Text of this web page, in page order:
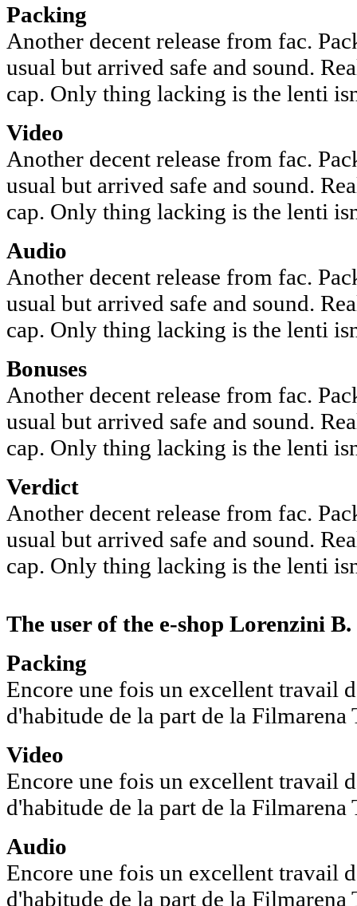
Packing
Another decent release from fac.
usual but arrived safe and sound.
cap. Only thing lacking is the lenti
Video
Another decent release from fac.
usual but arrived safe and sound.
cap. Only thing lacking is the lenti
Audio
Another decent release from fac.
usual but arrived safe and sound.
cap. Only thing lacking is the lenti
Bonuses
Another decent release from fac.
usual but arrived safe and sound.
cap. Only thing lacking is the lenti
Verdict
Another decent release from fac.
usual but arrived safe and sound.
cap. Only thing lacking is the lenti
The user of the e-shop Lorenzini B.
Packing
Encore une fois un excellent travail
d'habitude de la part de la Filmarena
Video
Encore une fois un excellent travail
d'habitude de la part de la Filmarena
Audio
Encore une fois un excellent travail
d'habitude de la part de la Filmarena